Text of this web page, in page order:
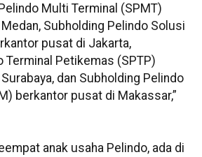
Multi Terminal (SPMT)
Subholding Pelindo Solusi
pusat di Jakarta,
Terminal Petikemas (SPTP)
dan Subholding Pelindo
berkantor pusat di Makassar,”
anak usaha Pelindo, ada di